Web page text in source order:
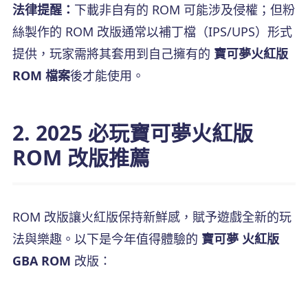
法律提醒： 下載非自有的 ROM 可能涉及侵權；但粉
絲製作的 ROM 改版通常以補丁檔（IPS/UPS）形式
提供，玩家需將其套用到自己擁有的 寶可夢火紅版
ROM 檔案後才能使用。
2. 2025 必玩寶可夢火紅版
ROM 改版推薦
ROM 改版讓火紅版保持新鮮感，賦予遊戲全新的玩
法與樂趣。以下是今年值得體驗的 寶可夢 火紅版
GBA ROM 改版：